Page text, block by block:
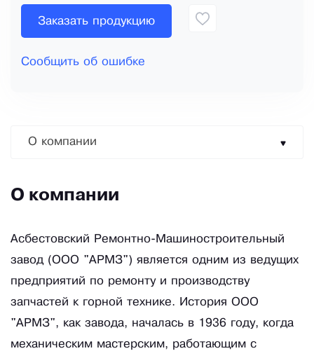
Заказать продукцию
Сообщить об ошибке
О компании
О компании
Асбестовский Ремонтно-Машиностроительный
завод (ООО "АРМЗ") является одним из ведущих
предприятий по ремонту и производству
запчастей к горной технике. История ООО
"АРМЗ", как завода, началась в 1936 году, когда
механическим мастерским, работающим с